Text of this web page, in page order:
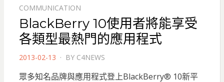
COMMUNICATION
BlackBerry 10使用者將能享受
各類型最熱門的應用程式
POSTED
2013-02-13 BY C4NEWS
眾多知名品牌與應用程式登上BlackBerry® 10新平